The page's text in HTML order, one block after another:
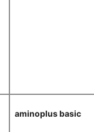
aminoplus basic